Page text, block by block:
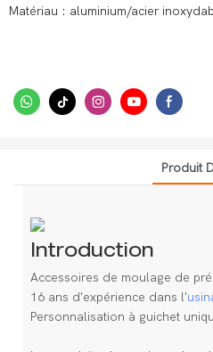
Matériau : aluminium/acier
Produit
Introduction
Accessoires de moulage de
16 ans d'expérience dans l'
Personnalisation à guichet